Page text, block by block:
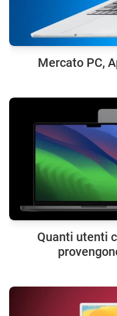
Mercato PC,
Quanti utenti